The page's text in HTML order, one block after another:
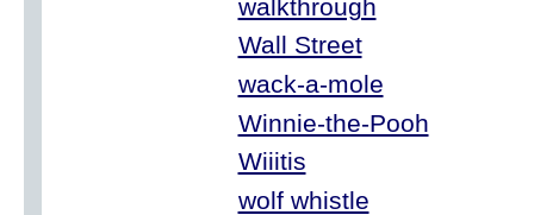
walkthrough
Wall Street
wack-a-mole
Winnie-the-Pooh
Wiiitis
wolf whistle